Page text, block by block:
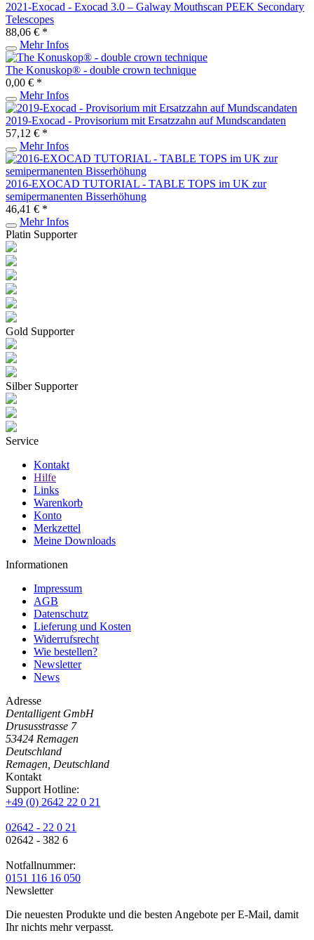
2021-Exocad - Exocad 3.0 – Galway Mouthscan PEEK Secondary
Telescopes
88,06 € *
Mehr Infos
The Konuskop® - double crown technique
0,00 € *
Mehr Infos
2019-Exocad - Provisorium mit Ersatzzahn auf Mundscandaten
57,12 € *
Mehr Infos
2016-EXOCAD TUTORIAL - TABLE TOPS im UK zur
semipermanenten Bisserhöhung
46,41 € *
Mehr Infos
Platin Supporter
Gold Supporter
Silber Supporter
Service
Kontakt
Hilfe
Links
Warenkorb
Konto
Merkzettel
Meine Downloads
Informationen
Impressum
AGB
Datenschutz
Lieferung und Kosten
Widerrufsrecht
Wie bestellen?
Newsletter
News
Adresse
Dentalligent GmbH
Drususstrasse 7
53424 Remagen
Deutschland
Remagen, Deutschland
Kontakt
Support Hotline:
+49 (0) 2642 22 0 21
02642 - 22 0 21
02642 - 382 6
Notfallnummer:
0151 116 16 050
Newsletter
Die neuesten Produkte und die besten Angebote per E-Mail, damit
Ihr nichts mehr verpasst.